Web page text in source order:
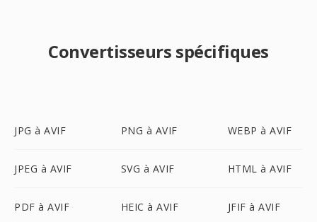
Convertisseurs spécifiques
JPG à AVIF PNG à AVIF WEBP à AVIF
JPEG à AVIF SVG à AVIF HTML à AVIF
PDF à AVIF HEIC à AVIF JFIF à AVIF